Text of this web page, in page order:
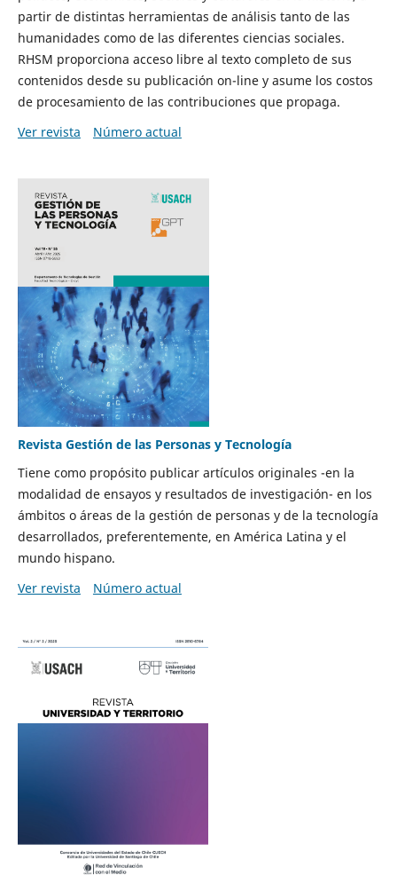
partir de distintas herramientas de análisis tanto de las
humanidades como de las diferentes ciencias sociales.
RHSM proporciona acceso libre al texto completo de sus
contenidos desde su publicación on-line y asume los costos
de procesamiento de las contribuciones que propaga.
Ver revista
Número actual
Revista Gestión de las Personas y Tecnología
Tiene como propósito publicar artículos originales -en la
modalidad de ensayos y resultados de investigación- en los
ámbitos o áreas de la gestión de personas y de la tecnología
desarrollados, preferentemente, en América Latina y el
mundo hispano.
Ver revista
Número actual